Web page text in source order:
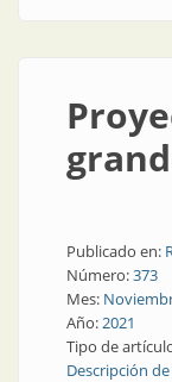
Publicado en:
Número:373
Mes:
Año:2021
Tipo de
Descripción